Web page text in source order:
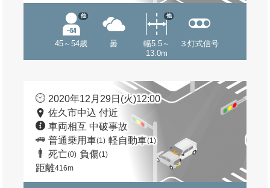
45～54歳
他
曇
幅5.5～
13.0m
他
３灯式信号
2020年12月29日(火)12:00
佐久市中込 付近
車両相互 中破事故
普通乗用車(1) 軽自動車(1)
死亡(0) 負傷(1)
距離416m